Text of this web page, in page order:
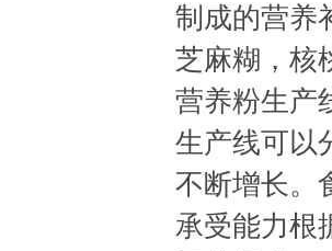
制成的营养
芝麻糊，核
营养粉生产
生产线可以
不断增长。
承受能力根